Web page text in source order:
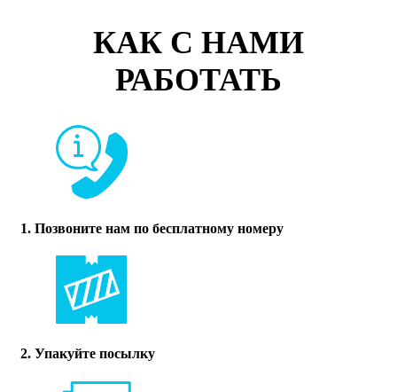
КАК С НАМИ
РАБОТАТЬ
1. Позвоните нам по бесплатному номеру
2. Упакуйте посылку